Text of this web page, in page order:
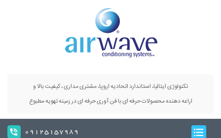
تکنولوژی ایتالیا، استاندارد اتحادیه اروپا، مشتری مداری ، کیفیت بالا و
اراعه دهنده محصولات حرفه ای با فن آوری حرفه ای در زمینه تهویه مطبوع
09125157989